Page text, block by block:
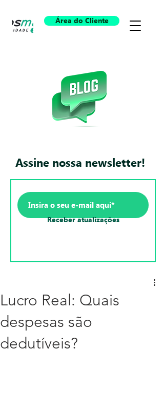
Área do Cliente
Assine nossa newsletter!
Receber atualizações
Lucro Real: Quais
despesas são
dedutíveis?